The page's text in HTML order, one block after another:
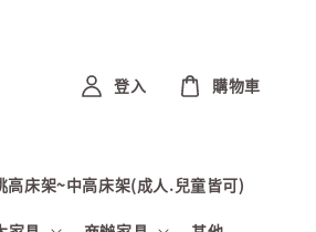
高床架~中高床架(成人.兒童皆可)
登入 購物車